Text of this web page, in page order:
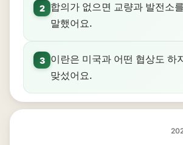
2
합의가 없으면 교량과 발전소
말했어요.
3
이란은 미국과 어떤 협상도 하
맞섰어요.